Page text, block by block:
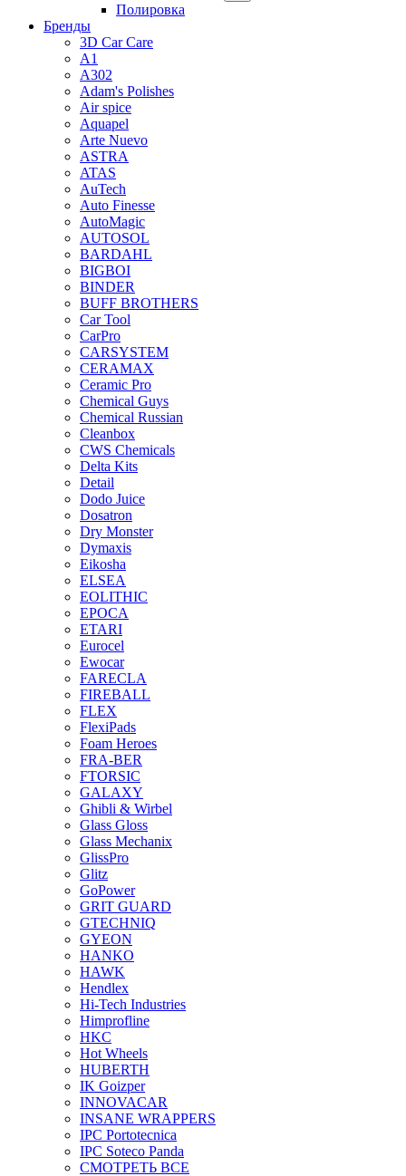
Полировка
Бренды
3D Car Care
A1
A302
Adam's Polishes
Air spice
Aquapel
Arte Nuevo
ASTRA
ATAS
AuTech
Auto Finesse
AutoMagic
AUTOSOL
BARDAHL
BIGBOI
BINDER
BUFF BROTHERS
Car Tool
CarPro
CARSYSTEM
CERAMAX
Ceramic Pro
Chemical Guys
Chemical Russian
Cleanbox
CWS Chemicals
Delta Kits
Detail
Dodo Juice
Dosatron
Dry Monster
Dymaxis
Eikosha
ELSEA
EOLITHIC
EPOCA
ETARI
Eurocel
Ewocar
FARECLA
FIREBALL
FLEX
FlexiPads
Foam Heroes
FRA-BER
FTORSIC
GALAXY
Ghibli & Wirbel
Glass Gloss
Glass Mechanix
GlissPro
Glitz
GoPower
GRIT GUARD
GTECHNIQ
GYEON
HANKO
HAWK
Hendlex
Hi-Tech Industries
Himprofline
HKC
Hot Wheels
HUBERTH
IK Goizper
INNOVACAR
INSANE WRAPPERS
IPC Portotecnica
IPC Soteco Panda
СМОТРЕТЬ ВСЕ